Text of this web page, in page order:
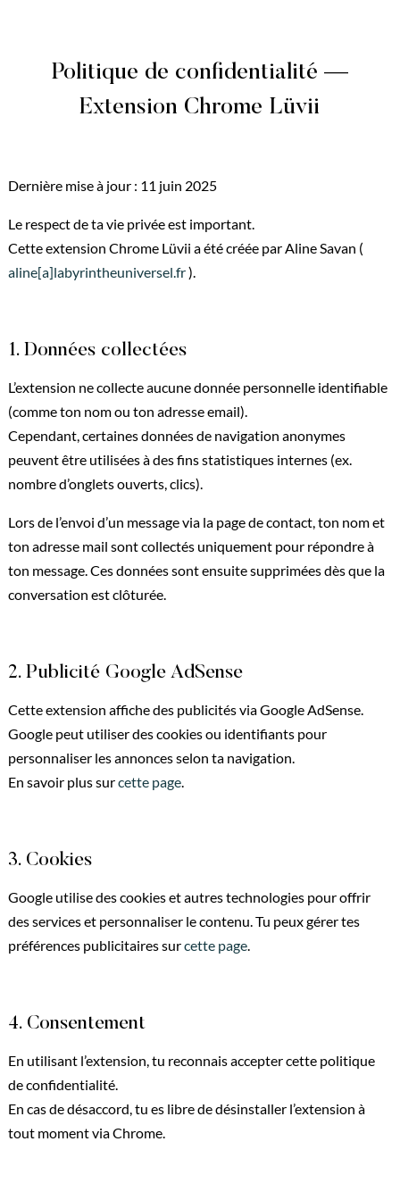
Politique de confidentialité —
Extension Chrome Lüvii
Dernière mise à jour : 11 juin 2025
Le respect de ta vie privée est important.
Cette extension Chrome Lüvii a été créée par Aline Savan (
aline[a]labyrintheuniversel.fr).
1. Données collectées
L’extension ne collecte aucune donnée personnelle identifiable
(comme ton nom ou ton adresse email).
Cependant, certaines données de navigation anonymes
peuvent être utilisées à des fins statistiques internes (ex.
nombre d’onglets ouverts, clics).
Lors de l’envoi d’un message via la page de contact, ton nom et
ton adresse mail sont collectés uniquement pour répondre à
ton message. Ces données sont ensuite supprimées dès que la
conversation est clôturée.
2. Publicité Google AdSense
Cette extension affiche des publicités via Google AdSense.
Google peut utiliser des cookies ou identifiants pour
personnaliser les annonces selon ta navigation.
En savoir plus surcette page.
3. Cookies
Google utilise des cookies et autres technologies pour offrir
des services et personnaliser le contenu. Tu peux gérer tes
préférences publicitaires surcette page.
4. Consentement
En utilisant l’extension, tu reconnais accepter cette politique
de confidentialité.
En cas de désaccord, tu es libre de désinstaller l’extension à
tout moment via Chrome.